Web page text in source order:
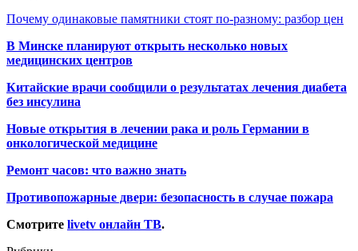
Почему одинаковые памятники стоят по-разному: разбор цен
В Минске планируют открыть несколько новых
медицинских центров
Китайские врачи сообщили о результатах лечения диабета
без инсулина
Новые открытия в лечении рака и роль Германии в
онкологической медицине
Ремонт часов: что важно знать
Противопожарные двери: безопасность в случае пожара
Смотрите livetv онлайн ТВ.